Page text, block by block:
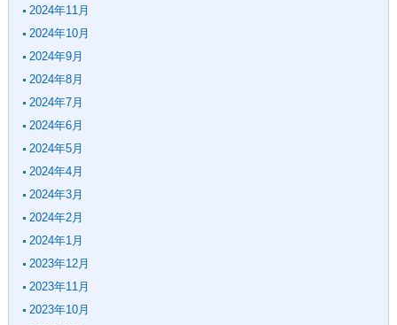
2024年11月
2024年10月
2024年9月
2024年8月
2024年7月
2024年6月
2024年5月
2024年4月
2024年3月
2024年2月
2024年1月
2023年12月
2023年11月
2023年10月